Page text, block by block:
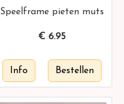
Speelframe pieten muts
€ 6.95